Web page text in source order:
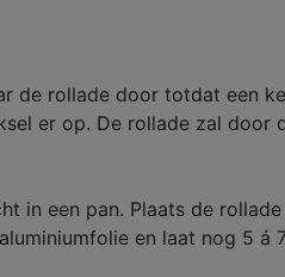
de rollade door totdat een
er op. De rollade zal door
in een pan. Plaats de
en laat nog 5 á